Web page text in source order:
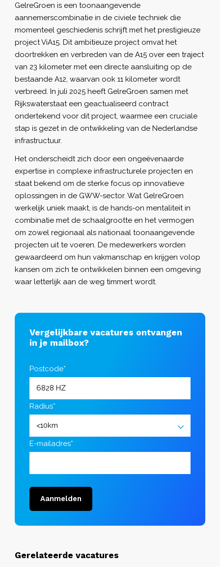
GelreGroen is een toonaangevende
aannemerscombinatie in de civiele techniek die
momenteel geschiedenis schrijft met het prestigieuze
project ViA15. Dit ambitieuze project omvat het
doortrekken en verbreden van de A15 over een traject
van 23 kilometer met een directe aansluiting op de
bestaande A12, waarvan ook 11 kilometer wordt
verbreed. In juli 2025 heeft GelreGroen samen met
Rijkswaterstaat een geactualiseerd contract
ondertekend voor dit project, waarmee een cruciale
stap is gezet in de ontwikkeling van de Nederlandse
infrastructuur.
Het onderscheidt zich door een ongeëvenaarde
expertise in complexe infrastructurele projecten en
staat bekend om de sterke focus op innovatieve
oplossingen in de GWW-sector. Wat GelreGroen
werkelijk uniek maakt, is de hands-on mentaliteit in
combinatie met de schaalgrootte en het vermogen
om zowel regionaal als nationaal toonaangevende
projecten uit te voeren. De medewerkers worden
gewaardeerd om hun vakmanschap en krijgen volop
kansen om zich te ontwikkelen binnen een omgeving
waar letterlijk aan de weg timmert wordt.
Vergelijkbare vacatures ontvangen
in je mailbox?
Postcode*
Radius*
E-mailadres*
Aanmelden
Gerelateerde vacatures